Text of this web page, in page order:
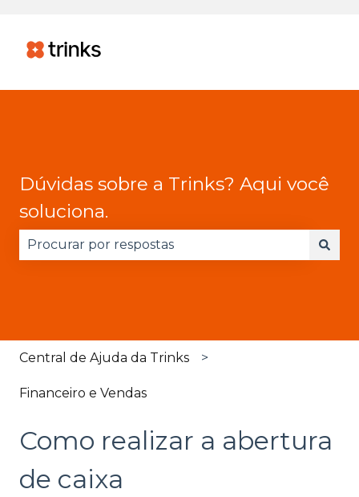
Dúvidas sobre a Trinks? Aqui você
soluciona.
Central de Ajuda da Trinks
Financeiro e Vendas
Como realizar a abertura
de caixa